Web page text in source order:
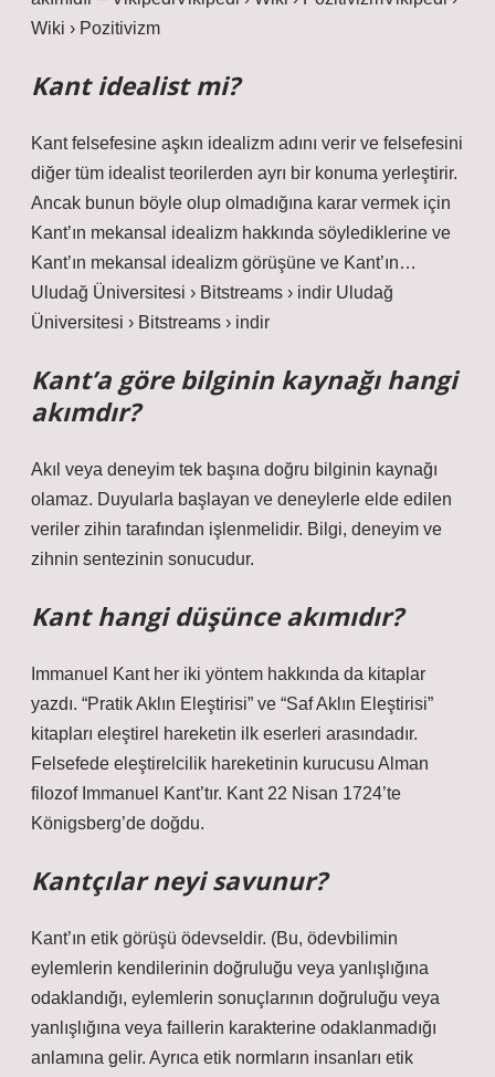
Wiki › Pozitivizm
Kant idealist mi?
Kant felsefesine aşkın idealizm adını verir ve felsefesini
diğer tüm idealist teorilerden ayrı bir konuma yerleştirir.
Ancak bunun böyle olup olmadığına karar vermek için
Kant’ın mekansal idealizm hakkında söylediklerine ve
Kant’ın mekansal idealizm görüşüne ve Kant’ın…
Uludağ Üniversitesi › Bitstreams › indir Uludağ
Üniversitesi › Bitstreams › indir
Kant’a göre bilginin kaynağı hangi
akımdır?
Akıl veya deneyim tek başına doğru bilginin kaynağı
olamaz. Duyularla başlayan ve deneylerle elde edilen
veriler zihin tarafından işlenmelidir. Bilgi, deneyim ve
zihnin sentezinin sonucudur.
Kant hangi düşünce akımıdır?
Immanuel Kant her iki yöntem hakkında da kitaplar
yazdı. “Pratik Aklın Eleştirisi” ve “Saf Aklın Eleştirisi”
kitapları eleştirel hareketin ilk eserleri arasındadır.
Felsefede eleştirelcilik hareketinin kurucusu Alman
filozof Immanuel Kant’tır. Kant 22 Nisan 1724’te
Königsberg’de doğdu.
Kantçılar neyi savunur?
Kant’ın etik görüşü ödevseldir. (Bu, ödevbilimin
eylemlerin kendilerinin doğruluğu veya yanlışlığına
odaklandığı, eylemlerin sonuçlarının doğruluğu veya
yanlışlığına veya faillerin karakterine odaklanmadığı
anlamına gelir. Ayrıca etik normların insanları etik